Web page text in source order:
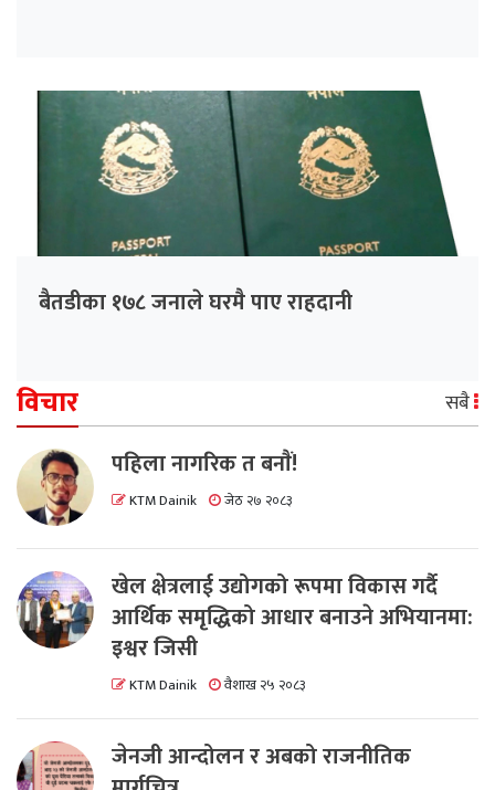
बैतडीका १७८ जनाले घरमै पाए राहदानी
विचार सबै
पहिला नागरिक त बनाैं!
KTM Dainik जेठ २७ २०८३
खेल क्षेत्रलाई उद्योगको रूपमा विकास गर्दै
आर्थिक समृद्धिको आधार बनाउने अभियानमा:
इश्वर जिसी
KTM Dainik वैशाख २५ २०८३
जेनजी आन्दोलन र अबको राजनीतिक